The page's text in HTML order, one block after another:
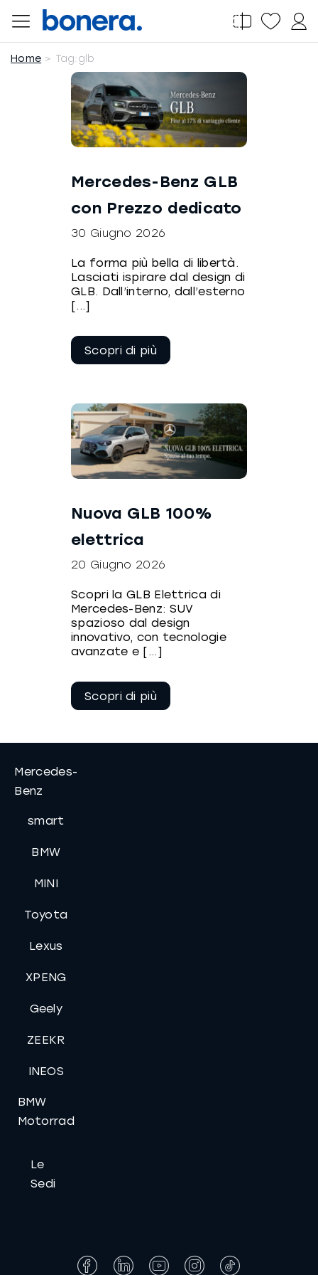
Salta
contenuto
Home Tag: glb
Mercedes-Benz GLB
con Prezzo dedicato
30 Giugno 2026
La forma più bella di libertà.
Lasciati ispirare dal design di
GLB. Dall’interno, dall’esterno
[...]
leggere
Nuova GLB 100%
elettrica
20 Giugno 2026
Scopri la GLB Elettrica di
Mercedes-Benz: SUV
spazioso dal design
innovativo, con tecnologie
avanzate e [...]
leggere
Mercedes-
Benz
smart
BMW
MINI
Toyota
Lexus
XPENG
Geely
ZEEKR
INEOS
BMW
Motorrad
Le
Sedi
Facebook
LinkedInYouTubeInstagram